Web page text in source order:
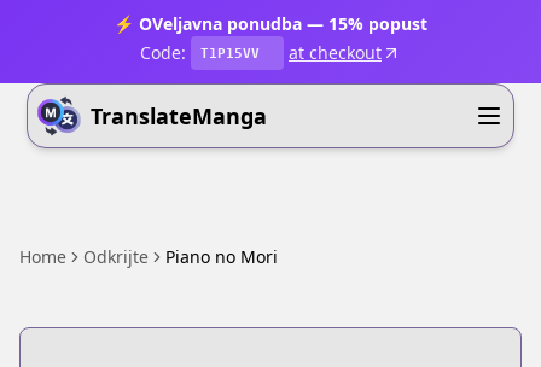
⚡ OVeljavna ponudba — 15% popust
Code:
T1P15VV at checkout
TranslateManga
Home Odkrijte Piano no Mori